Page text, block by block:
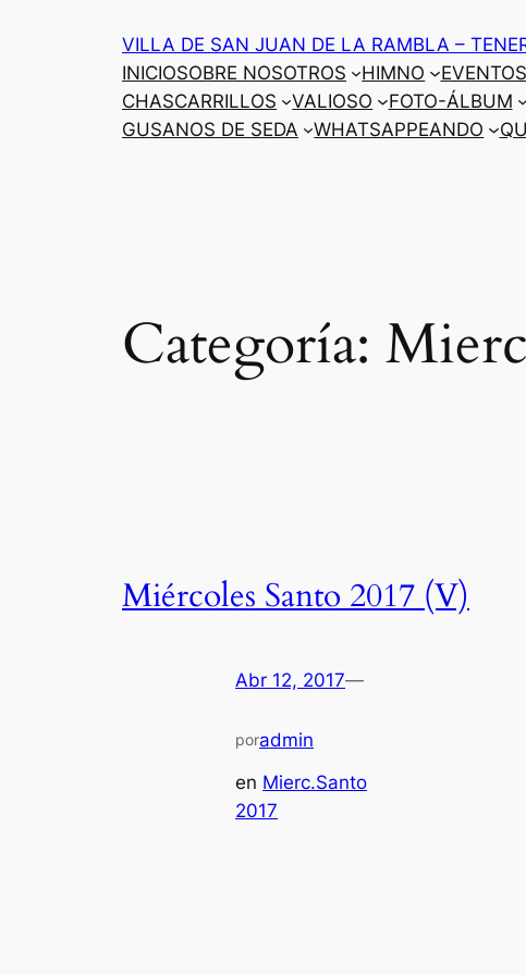
VILLA DE SAN JUAN DE LA RAMBLA –
INICIOSOBRE NOSOTROS HIMNO EVENTOS
CHASCARRILLOS
VALIOSO FOTO-ÁLBUM
GUSANOS DE SEDA
WHATSAPPEANDO
Categoría:
Miércoles Santo 2017 (V)
Abr 12, 2017—
poradmin
en Mierc.Santo
2017